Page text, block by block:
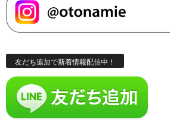
友だち追加で新着情報配信中！